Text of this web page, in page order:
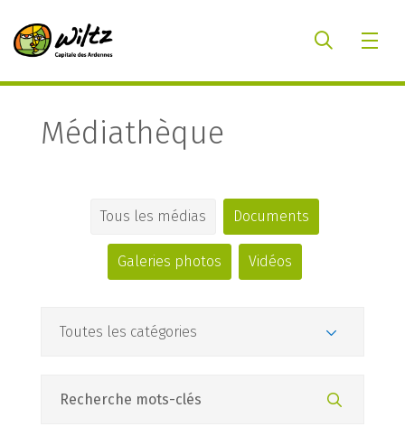
Médiathèque
Tous les médias Documents
Galeries photos Vidéos